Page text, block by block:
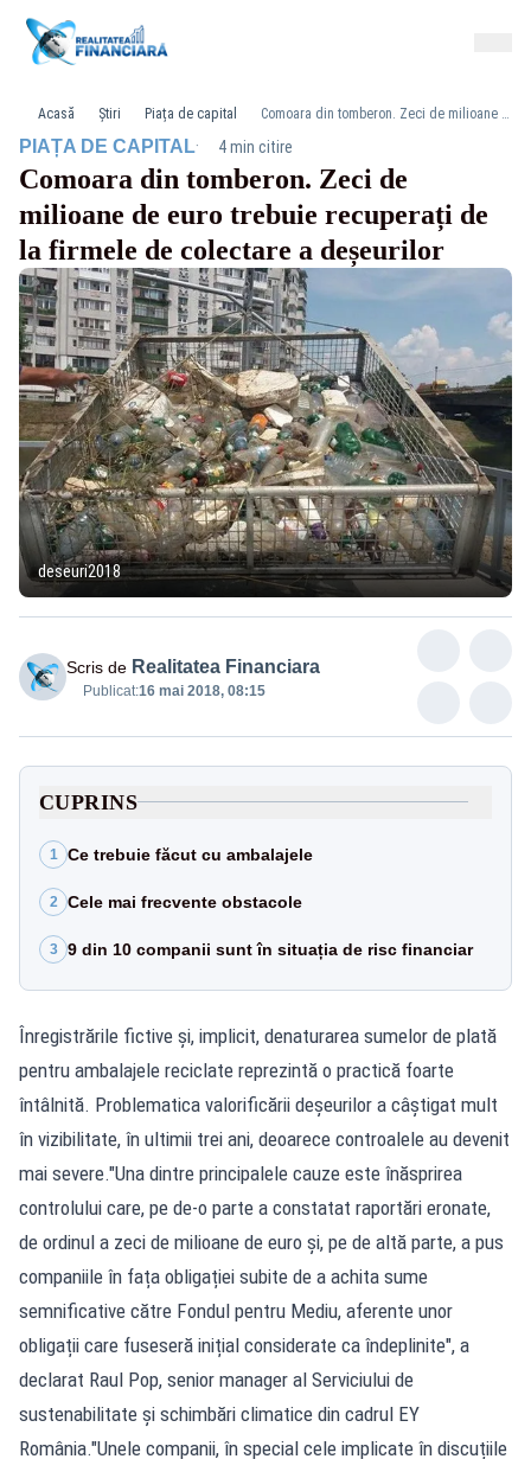
Acasă Știri Piața de capital Comoara din tomberon. Zeci de milioane de euro trebuie recuperați de la firmele de colectare a deșeurilor
PIAȚA DE CAPITAL· 4 min citire
Comoara din tomberon. Zeci de
milioane de euro trebuie recuperați de
la firmele de colectare a deșeurilor
deseuri2018
Scris de Realitatea Financiara
Publicat:16 mai 2018, 08:15
CUPRINS
1 Ce trebuie făcut cu ambalajele
2 Cele mai frecvente obstacole
3 9 din 10 companii sunt în situația de risc financiar
Înregistrările fictive și, implicit, denaturarea sumelor de plată
pentru ambalajele reciclate reprezintă o practică foarte
întâlnită. Problematica valorificării deșeurilor a câștigat mult
în vizibilitate, în ultimii trei ani, deoarece controalele au devenit
mai severe."Una dintre principalele cauze este înăsprirea
controlului care, pe de-o parte a constatat raportări eronate,
de ordinul a zeci de milioane de euro și, pe de altă parte, a pus
companiile în fața obligației subite de a achita sume
semnificative către Fondul pentru Mediu, aferente unor
obligații care fuseseră inițial considerate ca îndeplinite", a
declarat Raul Pop, senior manager al Serviciului de
sustenabilitate și schimbări climatice din cadrul EY
România."Unele companii, în special cele implicate în discuțiile